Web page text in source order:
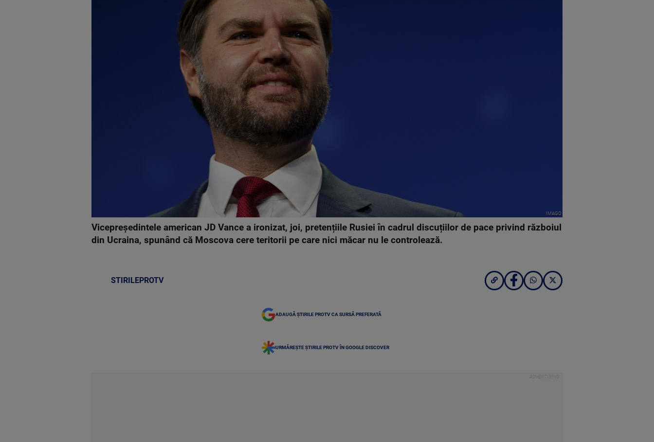
IMAGO
Vicepreședintele american JD Vance a ironizat, joi, pretențiile Rusiei în cadrul discuțiilor de pace privind războiul
din Ucraina, spunând că Moscova cere teritorii pe care nici măcar nu le controlează.
STIRILEPROTV
ADAUGĂ ȘTIRILE PROTV CA SURSĂ PREFERATĂ
URMĂREȘTE ȘTIRILE PROTV ÎN GOOGLE DISCOVER